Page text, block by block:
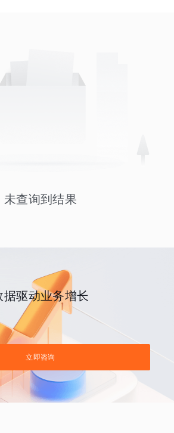
未查询到结果
据驱动业务增长
立即咨询